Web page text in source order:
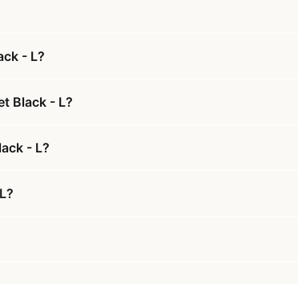
- L?
Black - L?
- L?